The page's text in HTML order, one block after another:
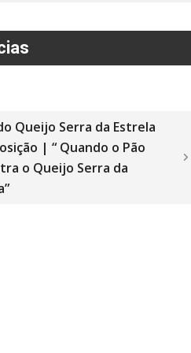
Queijo Serra da Estrela
| “ Quando o Pão
o Queijo Serra da